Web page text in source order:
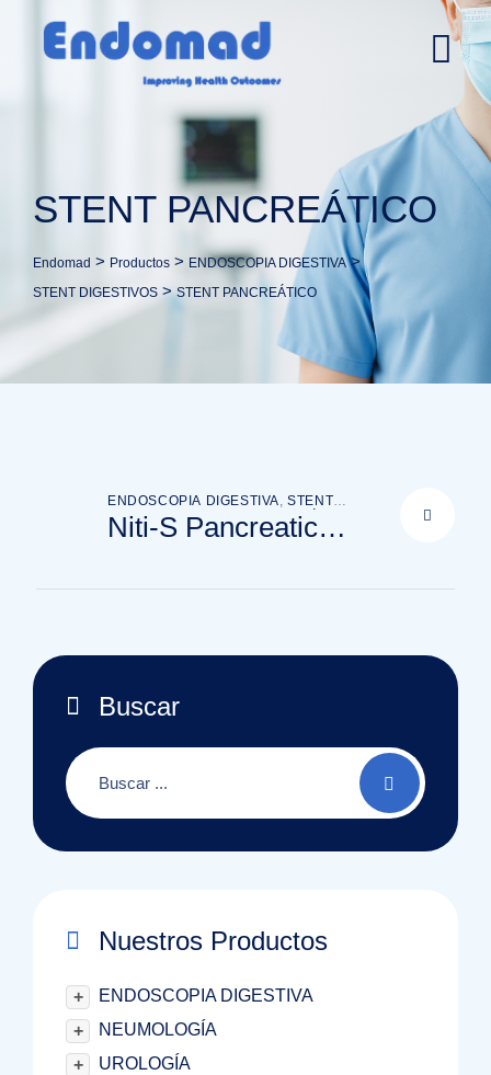
contenido
STENT PANCREÁTICO
Endomad > Productos > ENDOSCOPIA DIGESTIVA>
STENT DIGESTIVOS >STENT PANCREÁTICO
Niti-S Pancreatic
(Bumpy)
ENDOSCOPIA DIGESTIVA,STENT
DIGESTIVOS,STENT PANCREÁTICO
Buscar
Nuestros Productos
+
ENDOSCOPIA DIGESTIVA
+
NEUMOLOGÍA
+
UROLOGÍA